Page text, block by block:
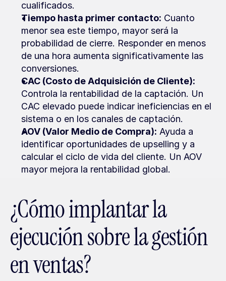
cualificados.
Tiempo hasta primer contacto: Cuanto
menor sea este tiempo, mayor será la
probabilidad de cierre. Responder en menos
de una hora aumenta significativamente las
conversiones.
CAC (Costo de Adquisición de Cliente):
Controla la rentabilidad de la captación. Un
CAC elevado puede indicar ineficiencias en el
sistema o en los canales de captación.
AOV (Valor Medio de Compra): Ayuda a
identificar oportunidades de upselling y a
calcular el ciclo de vida del cliente. Un AOV
mayor mejora la rentabilidad global.
¿Cómo implantar la
ejecución sobre la gestión
en ventas?